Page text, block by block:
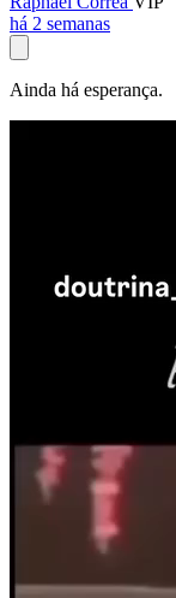
há 2 semanas
Ainda há esperança.